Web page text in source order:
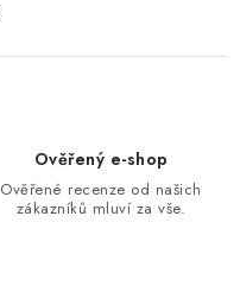
Ověřený e-shop
Ověřené recenze od našich
zákazníků mluví za vše.